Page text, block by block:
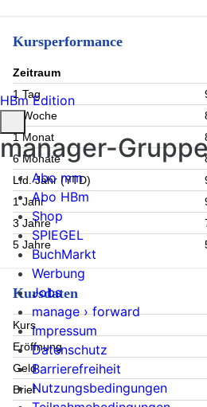
Kursperformance
Zeitraum
1 Tag
1 Woche
1 Monat
6 Monate
Lfd. Jahr (YTD)
1 Jahr
3 Jahre
5 Jahre
Kursdaten
Kurs
Eröffnung
Geld
Brief
HBm Edition
manager-
Abo mm
Abo HBm
Shop
SPIEGEL
BuchMarkt
Werbung
Jobs
manage › forward
Impressum
Datenschutz
Barrierefreiheit
Nutzungsbedingungen